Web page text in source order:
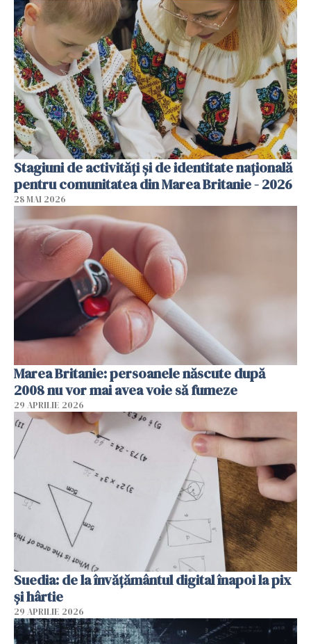
Stagiuni de activități și de identitate națională
pentru comunitatea din Marea Britanie - 2026
28 MAI 2026
Marea Britanie: persoanele născute după
2008 nu vor mai avea voie să fumeze
29 APRILIE 2026
Suedia: de la învățământul digital înapoi la pix
și hârtie
29 APRILIE 2026